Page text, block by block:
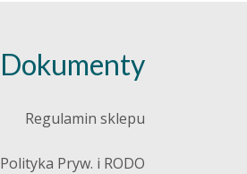
Dokumenty
Regulamin sklepu
Polityka Pryw. i RODO